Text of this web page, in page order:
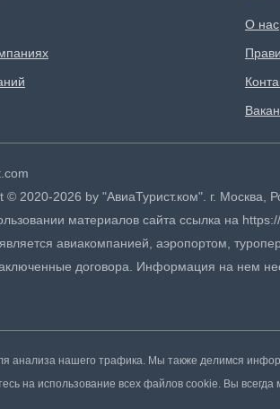
О нас
© 2020-2026 by "АвиаТурист.ком". г. Москва,
материалов сайта ссылка на
авиакомпанией, аэропортом,
договора. Информация на нем
анализа нашего трафика. Мы также делимся
на использование всех файлов cookie. Вы